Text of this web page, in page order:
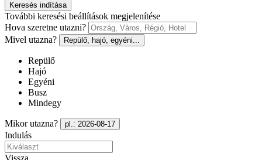
Keresés indítása
További keresési beállítások megjelenítése
Hova szeretne utazni?
Mivel utazna?
Repülő, hajó, egyéni...
Repülő
Hajó
Egyéni
Busz
Mindegy
Mikor utazna? pl.: 2026-08-17
Indulás
Vissza